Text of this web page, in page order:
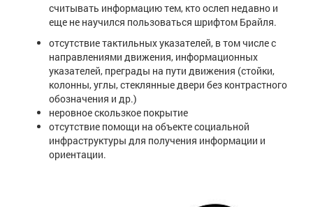
считывать информацию тем, кто ослеп недавно и
еще не научился пользоваться шрифтом Брайля.
отсутствие тактильных указателей, в том числе с
направлениями движения, информационных
указателей, преграды на пути движения (стойки,
колонны, углы, стеклянные двери без контрастного
обозначения и др.)
неровное скользкое покрытие
отсутствие помощи на объекте социальной
инфраструктуры для получения информации и
ориентации.